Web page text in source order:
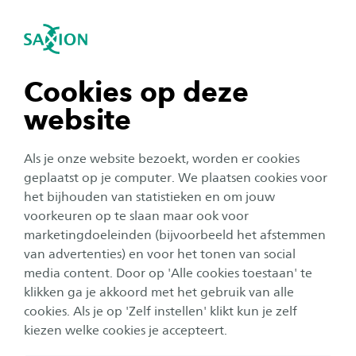
Cookies op deze
website
Als je onze website bezoekt, worden er cookies
geplaatst op je computer. We plaatsen cookies voor
het bijhouden van statistieken en om jouw
voorkeuren op te slaan maar ook voor
marketingdoeleinden (bijvoorbeeld het afstemmen
van advertenties) en voor het tonen van social
media content. Door op 'Alle cookies toestaan' te
klikken ga je akkoord met het gebruik van alle
cookies. Als je op 'Zelf instellen' klikt kun je zelf
kiezen welke cookies je accepteert.
Navigatie openen
tonen
tonen
tonen
tonen
sluiten
Ervaring Maria Bartke
Ik heb voor de Master Musculoskeletaal
gekozen omdat de combinatie van manuele
therapie en sportfysiotherapie in de praktijk
absoluut noodzakelijk is
Door de overlap kan ik me op beide gebieden op
masterniveau verder ontwikkelen. De gevarieerde lessen
worden gegeven door ervaren en betrokken docenten
die zelf ook in het vak actief zijn. Er wordt individuele
begeleiding geboden en in kleine groepen gewerkt.
Naast het therapeutische handelen word ik ook in mijn
rol als onderzoeker geprikkeld: aan de onderbouwing
van testen en behandeling maar ook het uitvoeren van